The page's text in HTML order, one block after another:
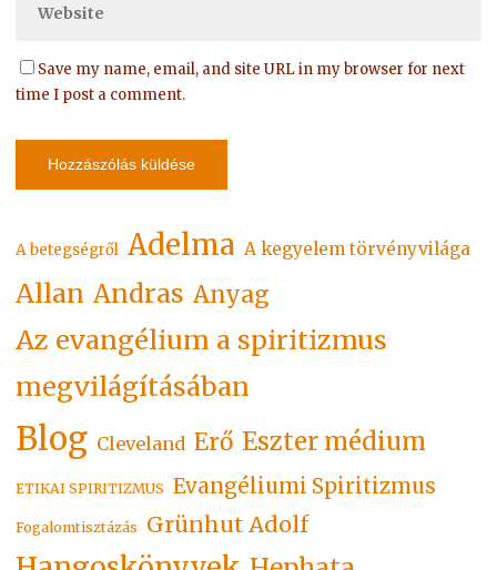
Save my name, email, and site URL in my browser for next
time I post a comment.
A betegségről Adelma A kegyelem törvényvilága
Allan Andras Anyag
Az evangélium a spiritizmus
megvilágításában
Blog Cleveland Erő Eszter médium
ETIKAI SPIRITIZMUS Evangéliumi Spiritizmus
Fogalomtisztázás Grünhut Adolf